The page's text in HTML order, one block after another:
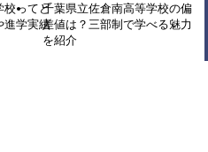
校ってど
進学実績
千葉県立佐倉南高等学校の偏
差値は？三部制で学べる魅力
を紹介